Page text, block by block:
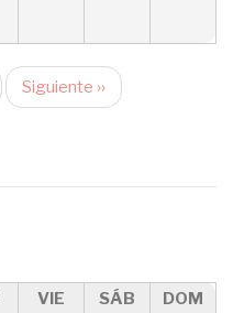
Siguiente ››
VIE SÁB DOM